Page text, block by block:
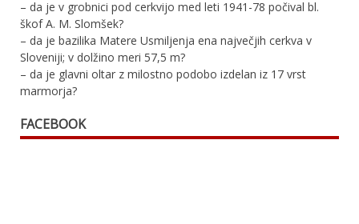
– da je v grobnici pod cerkvijo med leti 1941-78 počival bl.
škof A. M. Slomšek?
– da je bazilika Matere Usmiljenja ena največjih cerkva v
Sloveniji; v dolžino meri 57,5 m?
– da je glavni oltar z milostno podobo izdelan iz 17 vrst
marmorja?
FACEBOOK